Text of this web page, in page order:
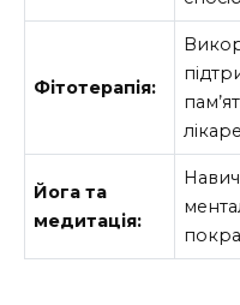
Фітотерапія:
Йога та
медитація: